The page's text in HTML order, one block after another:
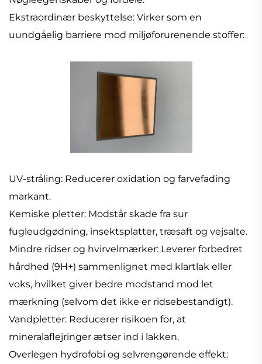
Ekstraordinær beskyttelse: Virker som en
uundgåelig barriere mod miljøforurenende stoffer:
UV-stråling: Reducerer oxidation og farvefading
markant.
Kemiske pletter: Modstår skade fra sur
fugleudgødning, insektsplatter, træsaft og vejsalte.
Mindre ridser og hvirvelmærker: Leverer forbedret
hårdhed (9H+) sammenlignet med klartlak eller
voks, hvilket giver bedre modstand mod let
mærkning (selvom det ikke er ridsebestandigt).
Vandpletter: Reducerer risikoen for, at
mineralaflejringer ætser ind i lakken.
Overlegen hydrofobi og selvrengørende effekt: